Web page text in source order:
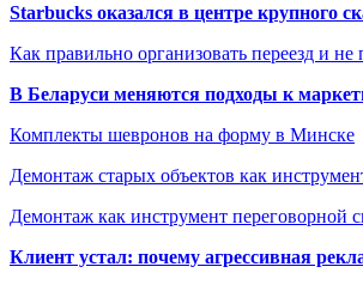
Starbucks оказался в центре крупного
Как правильно организовать переезд и не
В Беларуси меняются подходы к
Комплекты шевронов на форму в Минске
Демонтаж старых объектов как
Демонтаж как инструмент переговорной
Клиент устал: почему агрессивная